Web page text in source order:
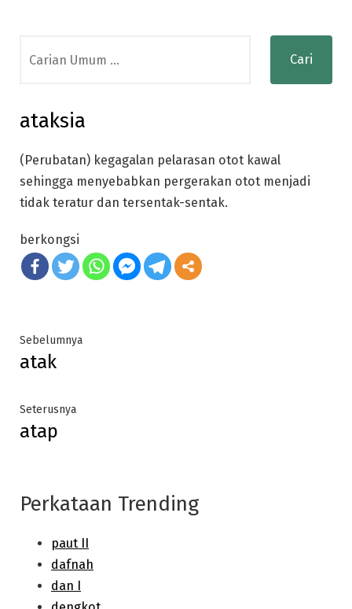
for:
ataksia
(Perubatan) kegagalan pelarasan otot kawal
sehingga menyebabkan pergerakan otot menjadi
tidak teratur dan tersentak-sentak.
berkongsi
Post
navigation
SebelumnyaPrevious
atak
SeterusnyaNext
atap
Perkataan Trending